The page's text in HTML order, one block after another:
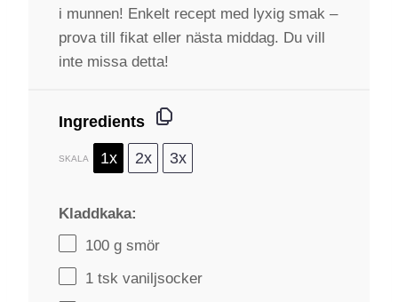
i munnen! Enkelt recept med lyxig smak –
prova till fikat eller nästa middag. Du vill
inte missa detta!
Ingredients
SKALA 1x 2x 3x
Kladdkaka:
100 g smör
1 tsk vaniljsocker